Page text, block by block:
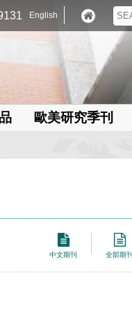
English
歐美研究季刊
中文期刊 全部期刊